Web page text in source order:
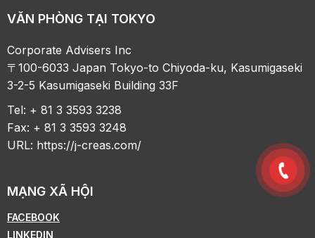
VĂN PHÒNG TẠI TOKYO
Corporate Advisers Inc
〒100-6033 Japan Tokyo-to Chiyoda-ku, Kasumigaseki
3-2-5 Kasumigaseki Building 33F
Tel: + 81 3 3593 3238
Fax: + 81 3 3593 3248
URL: https://j-creas.com/
MẠNG XÃ HỘI
FACEBOOK
LINKEDIN